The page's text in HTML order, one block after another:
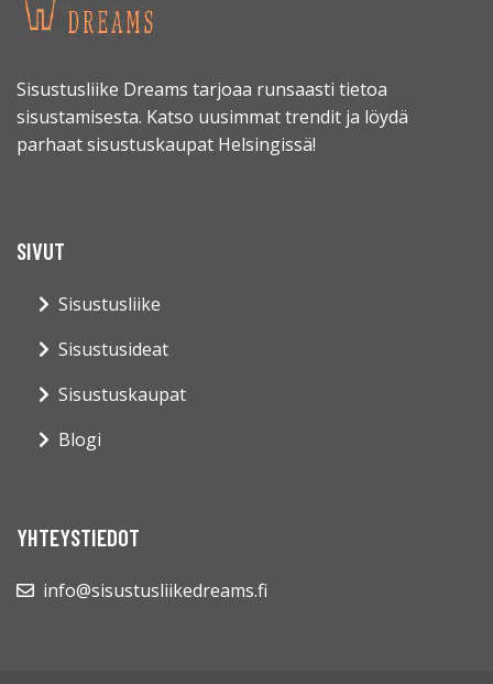
Sisustusliike Dreams tarjoaa runsaasti tietoa
sisustamisesta. Katso uusimmat trendit ja löydä
parhaat sisustuskaupat Helsingissä!
SIVUT
Sisustusliike
Sisustusideat
Sisustuskaupat
Blogi
YHTEYSTIEDOT
info@sisustusliikedreams.fi